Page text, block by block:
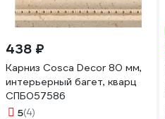
438 ₽
Карниз Cosca Decor 80 мм,
интерьерный багет, кварц
СПБ057586
5(4)